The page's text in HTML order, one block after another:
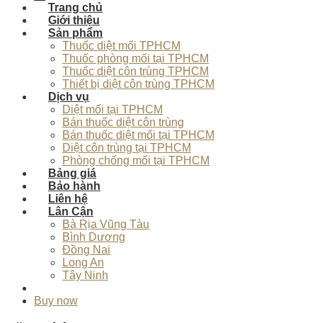
Trang chủ
Giới thiệu
Sản phẩm
Thuốc diệt mối TPHCM
Thuốc phòng mối tại TPHCM
Thuốc diệt côn trùng TPHCM
Thiết bị diệt côn trùng TPHCM
Dịch vụ
Diệt mối tại TPHCM
Bán thuốc diệt côn trùng
Bán thuốc diệt mối tại TPHCM
Diệt côn trùng tại TPHCM
Phòng chống mối tại TPHCM
Bảng giá
Bảo hành
Liên hệ
Lân Cận
Bà Rịa Vũng Tàu
Bình Dương
Đồng Nai
Long An
Tây Ninh
Buy now